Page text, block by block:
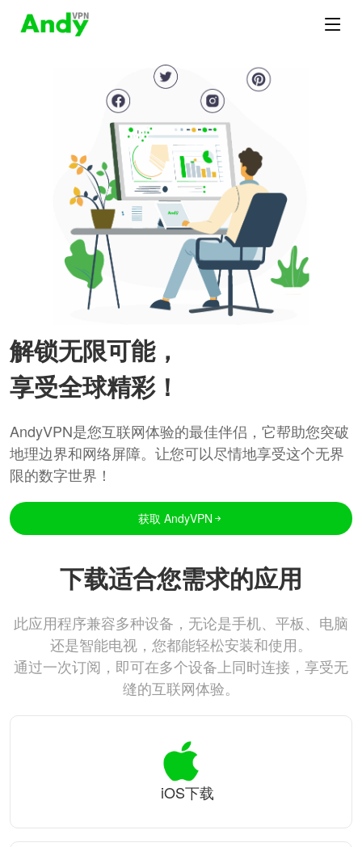
解锁无限可能，
享受全球精彩！
AndyVPN是您互联网体验的最佳伴侣，它帮助您突破
地理边界和网络屏障。让您可以尽情地享受这个无界
限的数字世界！
获取 AndyVPN
下载适合您需求的应用
此应用程序兼容多种设备，无论是手机、平板、电脑
还是智能电视，您都能轻松安装和使用。
通过一次订阅，即可在多个设备上同时连接，享受无
缝的互联网体验。
iOS下载